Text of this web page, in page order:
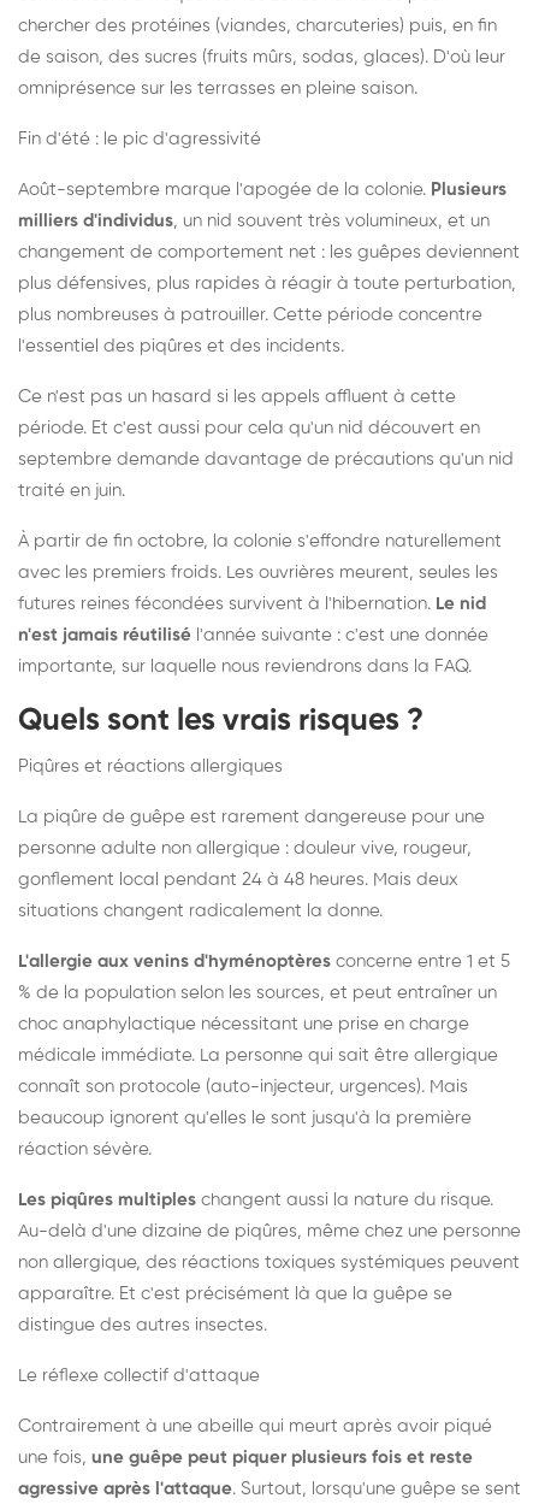
chercher des protéines (viandes, charcuteries) puis, en fin
de saison, des sucres (fruits mûrs, sodas, glaces). D'où leur
omniprésence sur les terrasses en pleine saison.
Fin d'été : le pic d'agressivité
Août-septembre marque l'apogée de la colonie. Plusieurs
milliers d'individus, un nid souvent très volumineux, et un
changement de comportement net : les guêpes deviennent
plus défensives, plus rapides à réagir à toute perturbation,
plus nombreuses à patrouiller. Cette période concentre
l'essentiel des piqûres et des incidents.
Ce n'est pas un hasard si les appels affluent à cette
période. Et c'est aussi pour cela qu'un nid découvert en
septembre demande davantage de précautions qu'un nid
traité en juin.
À partir de fin octobre, la colonie s'effondre naturellement
avec les premiers froids. Les ouvrières meurent, seules les
futures reines fécondées survivent à l'hibernation. Le nid
n'est jamais réutilisé l'année suivante : c'est une donnée
importante, sur laquelle nous reviendrons dans la FAQ.
Quels sont les vrais risques ?
Piqûres et réactions allergiques
La piqûre de guêpe est rarement dangereuse pour une
personne adulte non allergique : douleur vive, rougeur,
gonflement local pendant 24 à 48 heures. Mais deux
situations changent radicalement la donne.
L'allergie aux venins d'hyménoptères concerne entre 1 et 5
% de la population selon les sources, et peut entraîner un
choc anaphylactique nécessitant une prise en charge
médicale immédiate. La personne qui sait être allergique
connaît son protocole (auto-injecteur, urgences). Mais
beaucoup ignorent qu'elles le sont jusqu'à la première
réaction sévère.
Les piqûres multiples changent aussi la nature du risque.
Au-delà d'une dizaine de piqûres, même chez une personne
non allergique, des réactions toxiques systémiques peuvent
apparaître. Et c'est précisément là que la guêpe se
distingue des autres insectes.
Le réflexe collectif d'attaque
Contrairement à une abeille qui meurt après avoir piqué
une fois, une guêpe peut piquer plusieurs fois et reste
agressive après l'attaque. Surtout, lorsqu'une guêpe se sent